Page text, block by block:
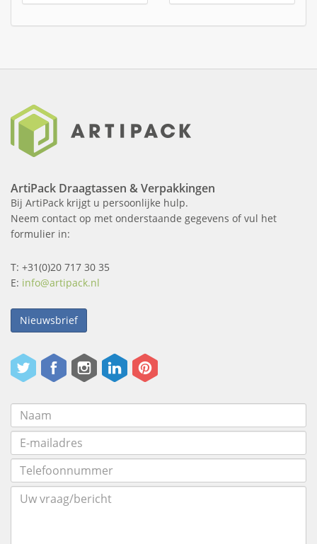
ArtiPack Draagtassen & Verpakkingen
Bij ArtiPack krijgt u persoonlijke hulp.
Neem contact op met onderstaande gegevens of vul het
formulier in:
T: +31(0)20 717 30 35
E: info@artipack.nl
Nieuwsbrief